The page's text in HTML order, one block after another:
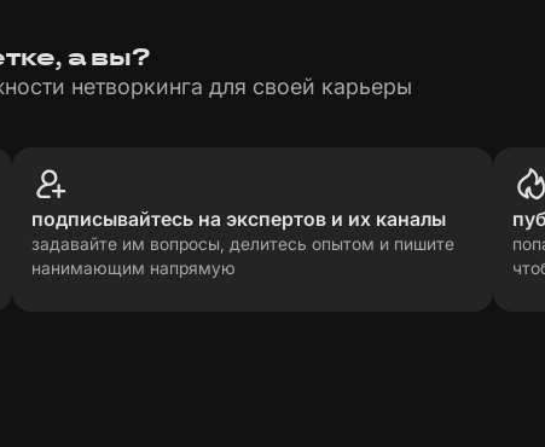
а вы?
нетворкинга для своей карьеры
подписывайтесь на экспертов и их каналы
задавайте им вопросы, делитесь опытом и пишите
нанимающим напрямую